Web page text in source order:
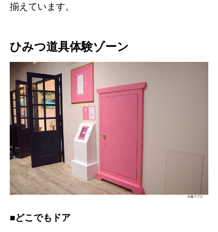
揃えています。
ひみつ道具体験ゾーン
■どこでもドア